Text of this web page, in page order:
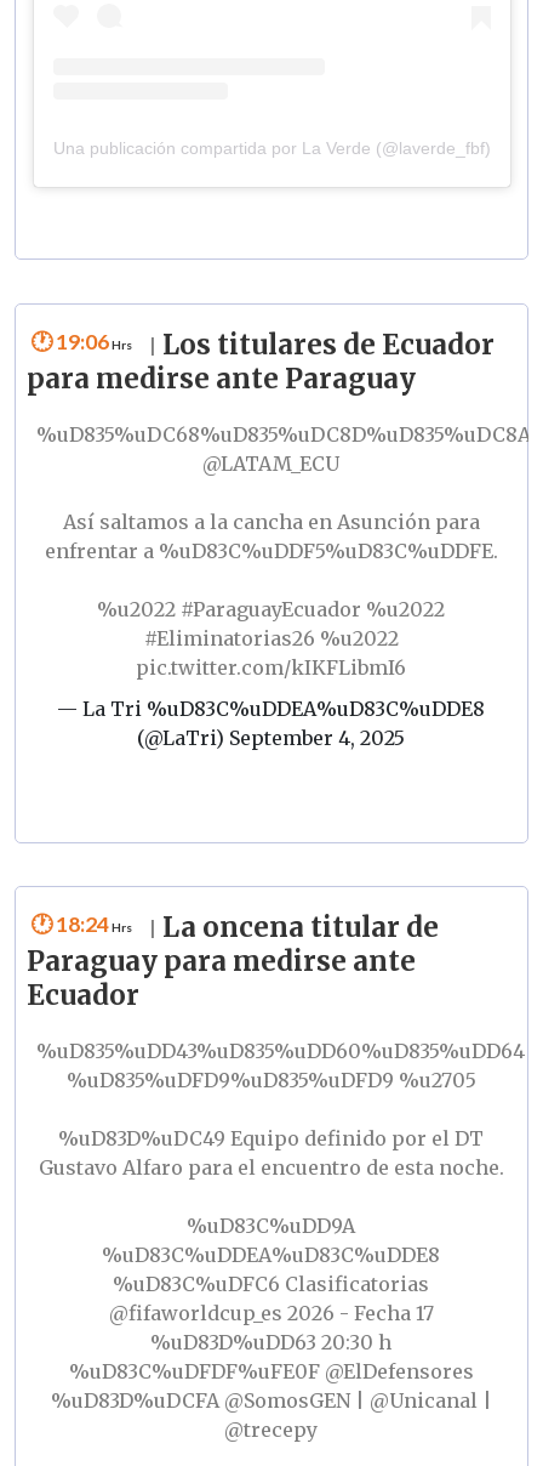
Una publicación compartida por La Verde (@laverde_fbf)
19:06
Los titulares de Ecuador
para medirse ante Paraguay
@LATAM_ECU
Así saltamos a la cancha en Asunción para
enfrentar a %uD83C%uDDF5%uD83C%uDDFE.
%u2022 #ParaguayEcuador %u2022
#Eliminatorias26 %u2022
pic.twitter.com/kIKFLibmI6
— La Tri %uD83C%uDDEA%uD83C%uDDE8
(@LaTri) September 4, 2025
18:24
La oncena titular de
Paraguay para medirse ante
Ecuador
%uD835%uDD43%uD835%uDD60%uD835%uDD64
%uD835%uDFD9%uD835%uDFD9 %u2705
%uD83D%uDC49 Equipo definido por el DT
Gustavo Alfaro para el encuentro de esta noche.
%uD83C%uDD9A
%uD83C%uDDEA%uD83C%uDDE8
%uD83C%uDFC6 Clasificatorias
@fifaworldcup_es 2026 - Fecha 17
%uD83D%uDD63 20:30 h
%uD83C%uDFDF%uFE0F @ElDefensores
%uD83D%uDCFA @SomosGEN| @Unicanal|
@trecepy